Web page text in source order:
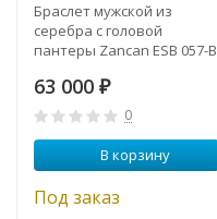
Браслет мужской из
серебра с головой
пантеры Zancan ESB 057-B
63 000 ₽
0
В корзину
Под заказ